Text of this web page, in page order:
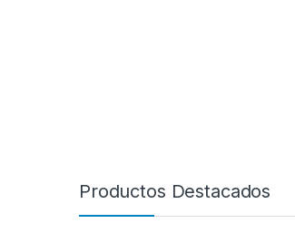
Productos Destacados